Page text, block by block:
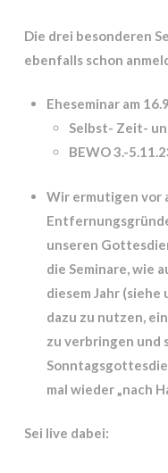
Die drei besonderen
ebenfalls schon
Eheseminar am
Selbst- Zeit-
BEWO 3.-
Wir ermutigen vor
unseren
die Seminare, wie
diesem Jahr
dazu zu nutzen,
zu verbringen und
mal wieder „nach
Sei live dabei: